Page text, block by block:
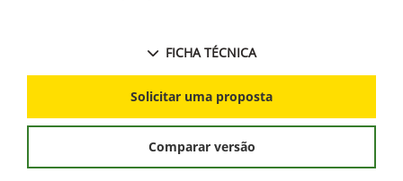
FICHA TÉCNICA
Solicitar uma proposta
Comparar versão